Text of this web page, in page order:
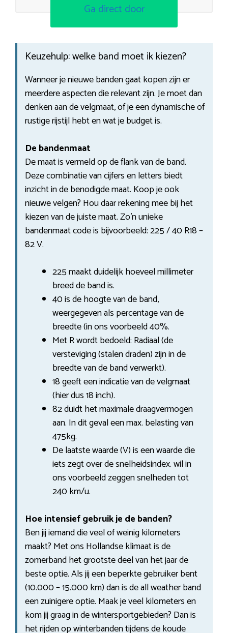
Ga direct door
Keuzehulp: welke band moet ik kiezen?
Wanneer je nieuwe banden gaat kopen zijn er
meerdere aspecten die relevant zijn. Je moet dan
denken aan de velgmaat, of je een dynamische of
rustige rijstijl hebt en wat je budget is.
De bandenmaat
De maat is vermeld op de flank van de band.
Deze combinatie van cijfers en letters biedt
inzicht in de benodigde maat. Koop je ook
nieuwe velgen? Hou daar rekening mee bij het
kiezen van de juiste maat. Zo’n unieke
bandenmaat code is bijvoorbeeld: 225 / 40 R18 –
82 V.
225 maakt duidelijk hoeveel millimeter
breed de band is.
40 is de hoogte van de band,
weergegeven als percentage van de
breedte (in ons voorbeeld 40%.
Met R wordt bedoeld: Radiaal (de
versteviging (stalen draden) zijn in de
breedte van de band verwerkt).
18 geeft een indicatie van de velgmaat
(hier dus 18 inch).
82 duidt het maximale draagvermogen
aan. In dit geval een max. belasting van
475kg.
De laatste waarde (V) is een waarde die
iets zegt over de snelheidsindex. wil in
ons voorbeeld zeggen snelheden tot
240 km/u.
Hoe intensief gebruik je de banden?
Ben jij iemand die veel of weinig kilometers
maakt? Met ons Hollandse klimaat is de
zomerband het grootste deel van het jaar de
beste optie. Als jij een beperkte gebruiker bent
(10.000 – 15.000 km) dan is de all weather band
een zuinigere optie. Maak je veel kilometers en
kom jij graag in de wintersportgebieden? Dan is
het rijden op winterbanden tijdens de koude